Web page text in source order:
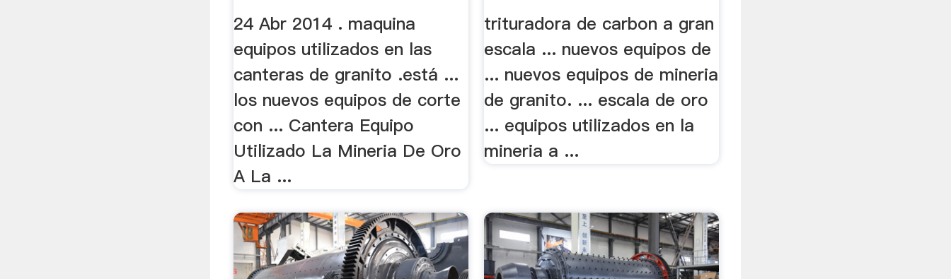
24 Abr 2014 . maquina
equipos utilizados en las
canteras de granito .está ...
los nuevos equipos de corte
con ... Cantera Equipo
Utilizado La Mineria De Oro
A La ...
trituradora de carbon a gran
escala ... nuevos equipos de
... nuevos equipos de mineria
de granito. ... escala de oro
... equipos utilizados en la
mineria a ...